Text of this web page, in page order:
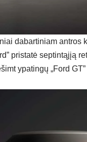
dabartiniam antros
pristatė septintąjįą
ypatingų „Ford